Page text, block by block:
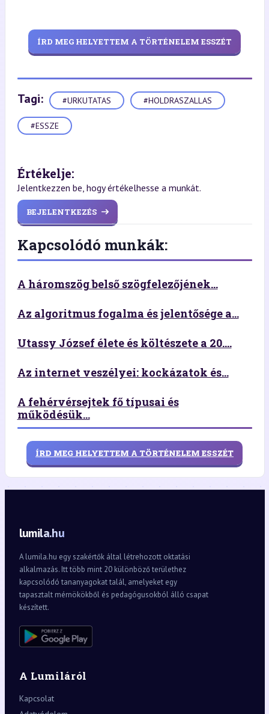
ÍRD MEG HELYETTEM A TÖRTÉNELEM ESSZÉT
Tagi: #URKUTATAS #HOLDRASZALLAS
#ESSZE
Értékelje:
Jelentkezzen be, hogy értékelhesse a munkát.
BEJELENTKEZÉS
Kapcsolódó munkák:
A háromszög belső szögfelezőjének...
Az algoritmus fogalma és jelentősége a...
Utassy József élete és költészete a 20....
Az internet veszélyei: kockázatok és...
A fehérvérsejtek fő típusai és
működésük...
ÍRD MEG HELYETTEM A TÖRTÉNELEM ESSZÉT
lumila.hu
A lumila.hu egy szakértők által létrehozott oktatási
alkalmazás. Itt több mint 20 különböző területhez
kapcsolódó tananyagokat talál, amelyeket egy
tapasztalt mérnökökből és pedagógusokból álló csapat
készített.
A Lumiláról
Kapcsolat